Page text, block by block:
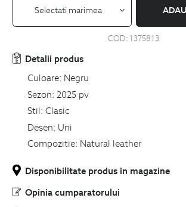
Selectati marimea
COD: 1375813
Detalii produs
Culoare: Negru
Sezon: 2025 pv
Stil: Clasic
Desen: Uni
Compozitie: Natural leather
Disponibilitate produs in magazine
Opinia cumparatorului